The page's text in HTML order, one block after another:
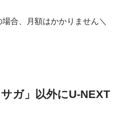
合、月額はかかりません＼
ガ」以外にU-NEXT